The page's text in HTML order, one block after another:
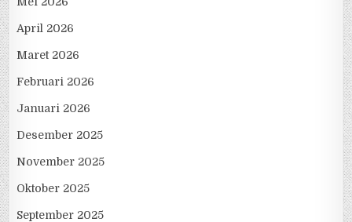
April 2026
Maret 2026
Februari 2026
Januari 2026
Desember 2025
November 2025
Oktober 2025
September 2025